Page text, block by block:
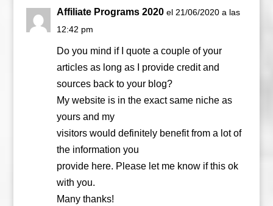
Affiliate Programs 2020 el 21/06/2020 a las
12:42 pm
Do you mind if I quote a couple of your
articles as long as I provide credit and
sources back to your blog?
My website is in the exact same niche as
yours and my
visitors would definitely benefit from a lot of
the information you
provide here. Please let me know if this ok
with you.
Many thanks!